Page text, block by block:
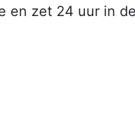
en zet 24 uur in